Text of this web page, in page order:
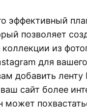
эффективный
позволяет
из
для
добавить ленту
сайт более
может